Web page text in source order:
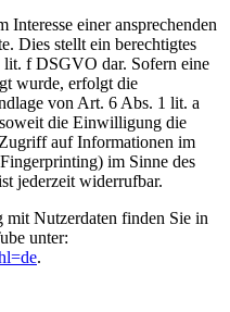
einer ansprechenden
Dies stellt ein berechtigtes
lit. f DSGVO dar. Sofern eine
wurde, erfolgt die
von Art. 6 Abs. 1 lit. a
die Einwilligung die
auf Informationen im
im Sinne des
jederzeit widerrufbar.
Nutzerdaten finden Sie in
unter:
.